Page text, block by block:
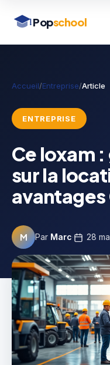
Popschool
Accueil/Entreprise/Article
ENTREPRISE
Ce loxam
sur la
avantages
M Par Marc· 28